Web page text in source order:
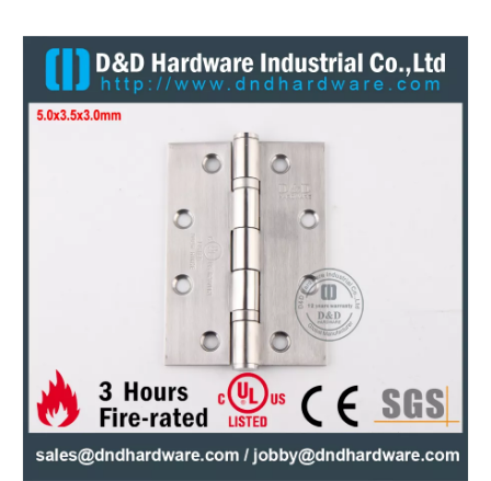
SS201 Cerniera con punta a rivetto per porta da ufficio-DDSS005